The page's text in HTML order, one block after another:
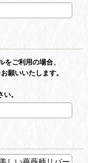
ご利用の場合、
願いいたします。
。